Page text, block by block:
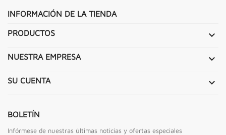
INFORMACIÓN DE LA TIENDA
PRODUCTOS 
NUESTRA EMPRESA 
SU CUENTA 
BOLETÍN
Infórmese de nuestras últimas noticias y ofertas especiales